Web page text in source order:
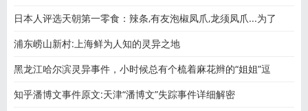
日本人评选天朝第一零食：辣条,有友泡椒凤爪,龙须凤爪...为了
浦东崂山新村:上海鲜为人知的灵异之地
黑龙江哈尔滨灵异事件，小时候总有个梳着麻花辫的“姐姐”逗
知乎潘博文事件原文:天津“潘博文”失踪事件详细解密